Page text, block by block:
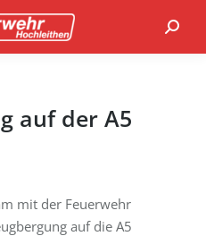
auf der A5
mit der Feuerwehr
auf die A5